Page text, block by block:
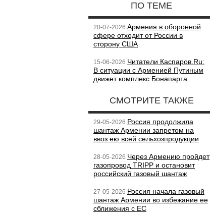
ПО ТЕМЕ
20-07-2026 Армения в оборонной
сфере отходит от России в
сторону США
15-06-2026 Читатели Каспаров.Ru:
В ситуации с Арменией Путиным
движет комплекс Бонапарта
СМОТРИТЕ ТАКЖЕ
29-05-2026 Россия продолжила
шантаж Армении запретом на
ввоз ею всей сельхозпродукции
28-05-2026 Через Армению пройдет
газопровод TRIPP и остановит
российский газовый шантаж
27-05-2026 Россия начала газовый
шантаж Армении во избежание ее
сближения с ЕС